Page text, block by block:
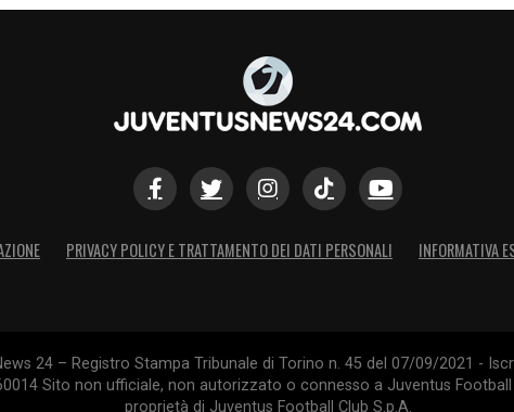
PRIVACY POLICY E TRATTAMENTO DEI DATI PERSONALI INFORMATIVA
24 – Registro Stampa Tribunale di Torino n. 45 del 07/09/2021 -
Sito non ufficiale, non autorizzato o connesso a Juventus
proprietà di Juventus Football Club S.p.A.